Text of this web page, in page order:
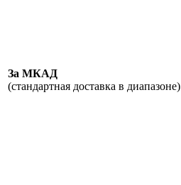
За МКАД
(стандартная доставка в диапазоне)